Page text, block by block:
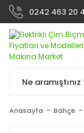
0242 463 20
Anasayfa Bahçe